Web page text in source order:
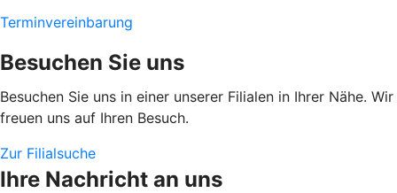
Terminvereinbarung
Besuchen Sie uns
Besuchen Sie uns in einer unserer Filialen in Ihrer Nähe. Wir
freuen uns auf Ihren Besuch.
Zur Filialsuche
Ihre Nachricht an uns